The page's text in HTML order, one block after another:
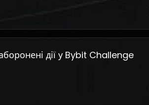
дії у Bybit Challenge